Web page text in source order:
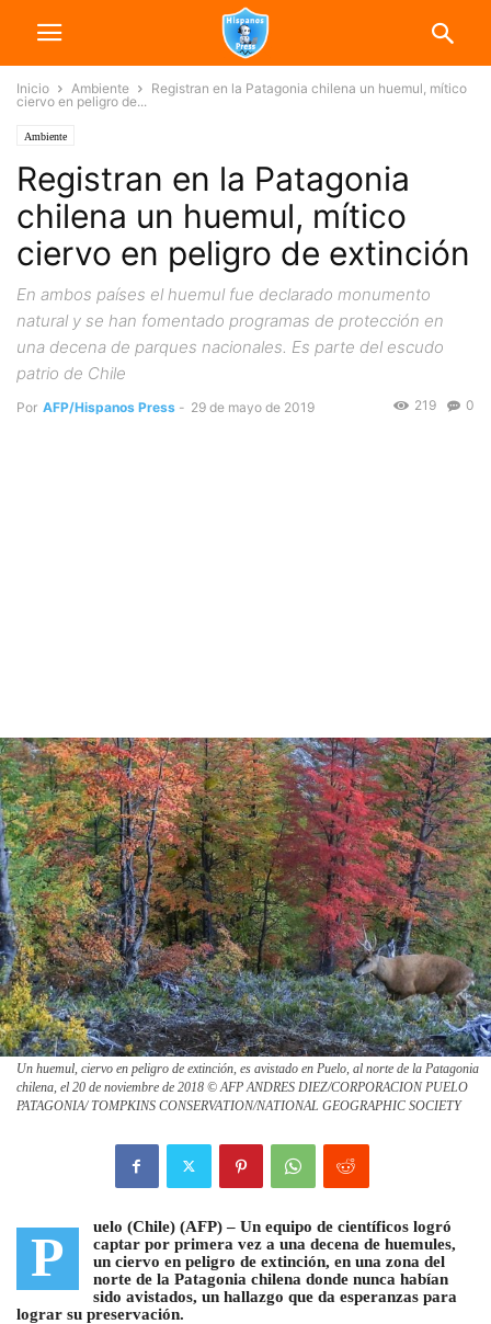
Inicio Ambiente
Registran en la Patagonia chilena un huemul, mítico
ciervo en peligro de...
Ambiente
Registran en la Patagonia
chilena un huemul, mítico
ciervo en peligro de extinción
En ambos países el huemul fue declarado monumento
natural y se han fomentado programas de protección en
una decena de parques nacionales. Es parte del escudo
patrio de Chile
Por AFP/Hispanos Press - 29 de mayo de 2019 0
219
Un huemul, ciervo en peligro de extinción, es avistado en Puelo, al norte de la Patagonia
chilena, el 20 de noviembre de 2018 © AFP ANDRES DIEZ/CORPORACION PUELO
PATAGONIA/ TOMPKINS CONSERVATION/NATIONAL GEOGRAPHIC SOCIETY
P uelo (Chile) (AFP) – Un equipo de científicos logró
captar por primera vez a una decena de huemules,
un ciervo en peligro de extinción, en una zona del
norte de la Patagonia chilena donde nunca habían
sido avistados, un hallazgo que da esperanzas para
lograr su preservación.